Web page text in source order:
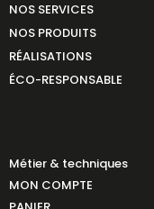
NOS SERVICES
NOS PRODUITS
RÉALISATIONS
ÉCO-RESPONSABLE
Métier & techniques
MON COMPTE